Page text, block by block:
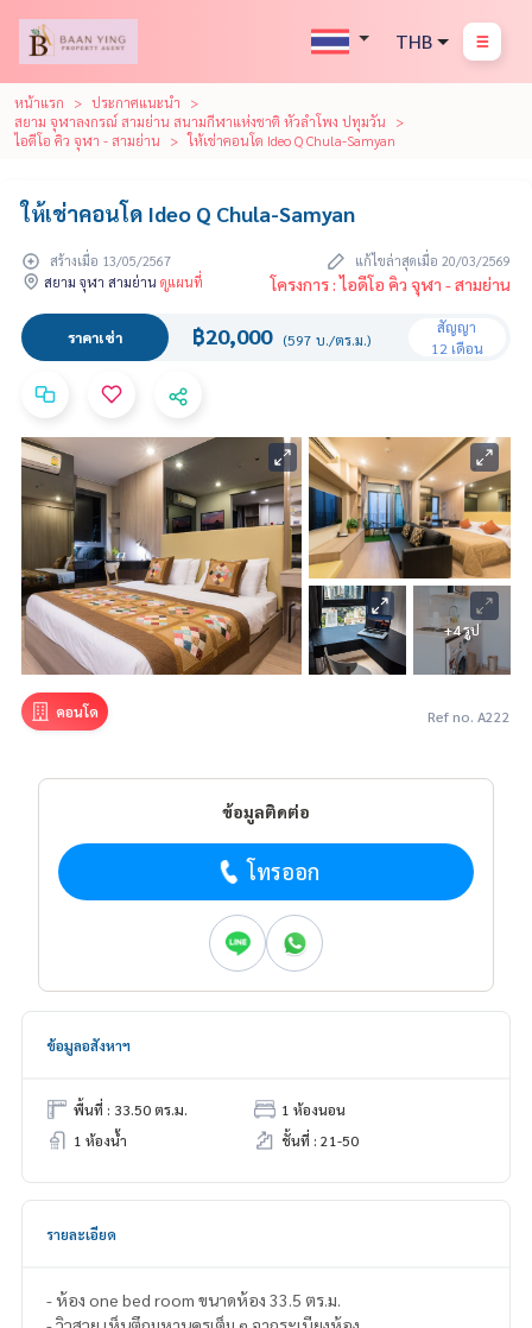
THB
หน้าแรก
ประกาศแนะนำ
สยาม จุฬาลงกรณ์ สามย่าน สนามกีฬาแห่งชาติ หัวลำโพง ปทุมวัน
ไอดีโอ คิว จุฬา - สามย่าน
ให้เช่าคอนโด Ideo Q Chula-Samyan
ให้เช่าคอนโด Ideo Q Chula-Samyan
สร้างเมื่อ 13/05/2567
แก้ไขล่าสุดเมื่อ 20/03/2569
สยาม จุฬา สามย่าน ดูแผนที่ โครงการ : ไอดีโอ คิว จุฬา - สามย่าน
ราคาเช่า ฿20,000 (597 บ./ตร.ม.)
สัญญา
12 เดือน
+4 รูป
คอนโด Ref no. A222
ข้อมูลติดต่อ
โทรออก
ข้อมูลอสังหาฯ
พื้นที่ : 33.50 ตร.ม.
1 ห้องนอน
1 ห้องน้ำ
ชั้นที่ : 21-50
รายละเอียด
- ห้อง one bed room ขนาดห้อง 33.5 ตร.ม.